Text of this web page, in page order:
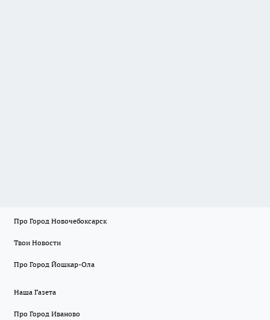
Про Город Новочебоксарск
Твои Новости
Про Город Йошкар-Ола
Наша Газета
Про Город Иваново